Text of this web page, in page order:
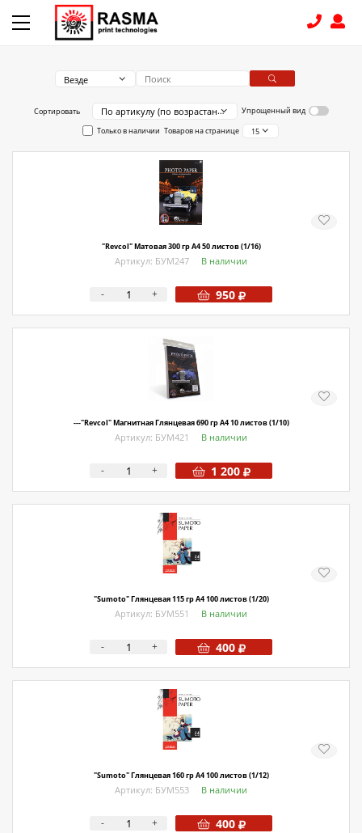
Политика конфиденциальности
КОНТАКТЫ
8 (831) 414-15-19
Везде
Сортировать По артикулу (по возрастанию)
Упрощенный вид
Только в наличии Товаров на странице 15
"Revcol" Матовая 300 гр А4 50 листов (1/16)
Артикул: БУМ247 В наличии
- + 950
---"Revcol" Магнитная Глянцевая 690 гр А4 10 листов (1/10)
Артикул: БУМ421 В наличии
- + 1 200
"Sumoto" Глянцевая 115 гр А4 100 листов (1/20)
Артикул: БУМ551 В наличии
- + 400
"Sumoto" Глянцевая 160 гр А4 100 листов (1/12)
Артикул: БУМ553 В наличии
- + 400